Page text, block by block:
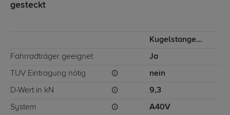
gesteckt
Kugelstange von unten gesteckt
Fahrradträger geeignet Ja
TÜV Eintragung nötig nein
D-Wert in kN 9,3
System A40V